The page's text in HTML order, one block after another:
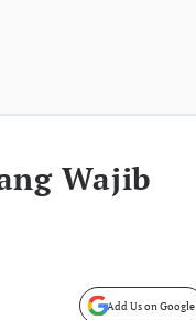
Wajib
Add Us on Google